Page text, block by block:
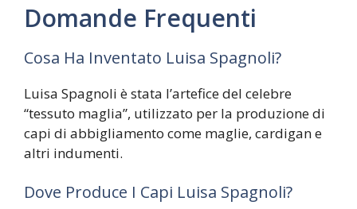
Domande Frequenti
Cosa Ha Inventato Luisa Spagnoli?
Luisa Spagnoli è stata l’artefice del celebre
“tessuto maglia”, utilizzato per la produzione di
capi di abbigliamento come maglie, cardigan e
altri indumenti.
Dove Produce I Capi Luisa Spagnoli?